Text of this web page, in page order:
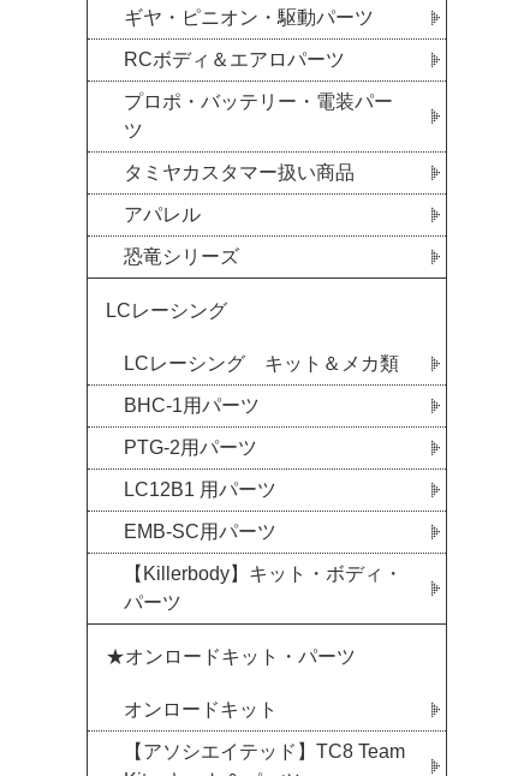
ギヤ・ピニオン・駆動パーツ
RCボディ＆エアロパーツ
プロポ・バッテリー・電装パー
ツ
タミヤカスタマー扱い商品
アパレル
恐竜シリーズ
LCレーシング
LCレーシング キット＆メカ類
BHC-1用パーツ
PTG-2用パーツ
LC12B1 用パーツ
EMB-SC用パーツ
【Killerbody】キット・ボディ・
パーツ
★オンロードキット・パーツ
オンロードキット
【アソシエイテッド】TC8 Team